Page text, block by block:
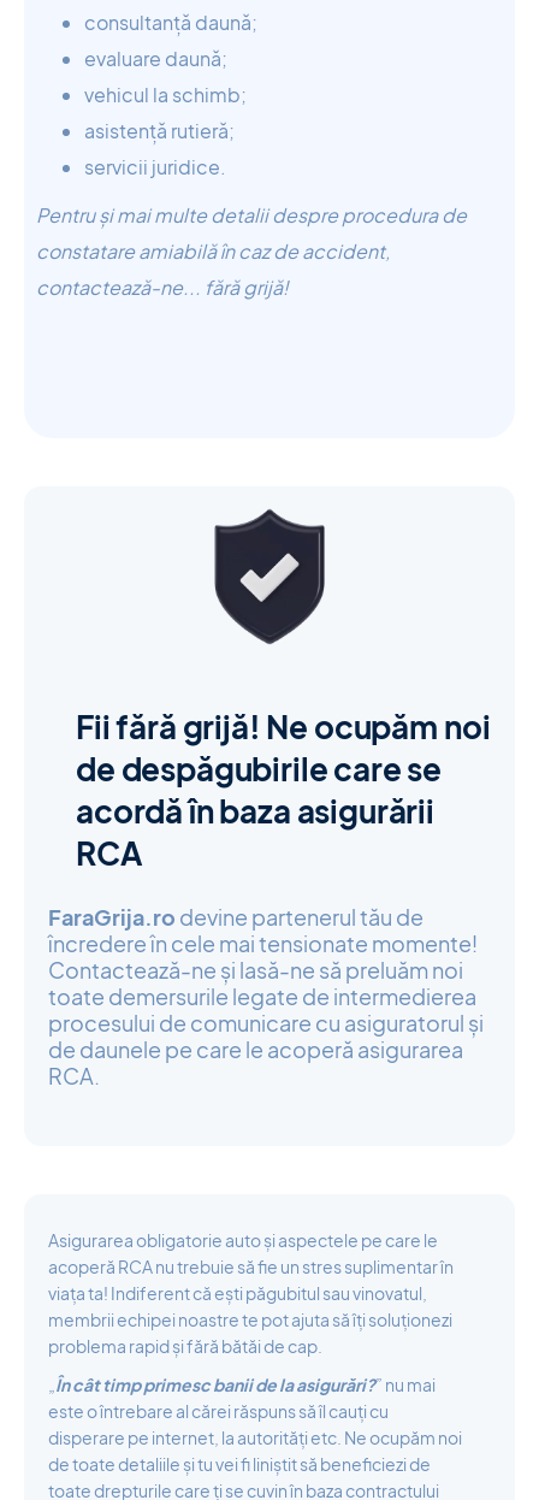
consultanță daună;
evaluare daună;
vehicul la schimb;
asistență rutieră;
servicii juridice.
Pentru și mai multe detalii despre procedura de
constatare amiabilă în caz de accident,
contactează-ne... fără grijă!
Fii fără grijă! Ne ocupăm noi
de despăgubirile care se
acordă în baza asigurării
RCA
FaraGrija.ro devine partenerul tău de
încredere în cele mai tensionate momente!
Contactează-ne și lasă-ne să preluăm noi
toate demersurile legate de intermedierea
procesului de comunicare cu asiguratorul și
de daunele pe care le acoperă asigurarea
RCA.
Asigurarea obligatorie auto și aspectele pe care le
acoperă RCA nu trebuie să fie un stres suplimentar în
viața ta! Indiferent că ești păgubitul sau vinovatul,
membrii echipei noastre te pot ajuta să îți soluționezi
problema rapid și fără bătăi de cap.
În cât timp primesc banii de la asigurări?” nu mai
este o întrebare al cărei răspuns să îl cauți cu
disperare pe internet, la autorități etc. Ne ocupăm noi
de toate detaliile și tu vei fi liniștit să beneficiezi de
toate drepturile care ți se cuvin în baza contractului